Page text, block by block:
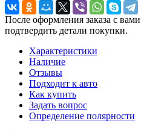
После оформления заказа с
подтвердить детали покупки.
Характеристики
Наличие
Отзывы
Подходит к авто
Как купить
Задать вопрос
Определение полярности